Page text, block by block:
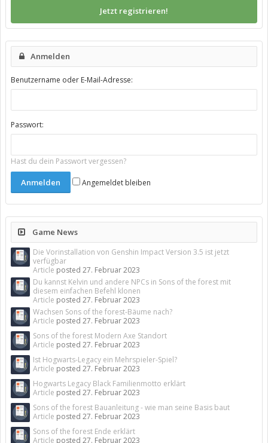
Jetzt registrieren!
Anmelden
Benutzername oder E-Mail-Adresse:
Passwort:
Hast du dein Passwort vergessen?
Angemeldet bleiben
Game News
Die Vorinstallation von Genshin Impact Version 3.5 ist jetzt
verfügbar
Article posted 27. Februar 2023
Du kannst Kelvin und andere NPCs in Sons of the forest mit
diesem einfachen Befehl klonen
Article posted 27. Februar 2023
Wachsen Sons of the forest-Bäume nach?
Article posted 27. Februar 2023
Sons of the forest Modern Axe Standort
Article posted 27. Februar 2023
Ist Hogwarts-Legacy ein Mehrspieler-Spiel?
Article posted 27. Februar 2023
Hogwarts Legacy Black Familienmotto erklärt
Article posted 27. Februar 2023
Sons of the forest Bauanleitung - wie man seine Basis baut
Article posted 27. Februar 2023
Sons of the forest Ende erklärt
Article posted 27. Februar 2023